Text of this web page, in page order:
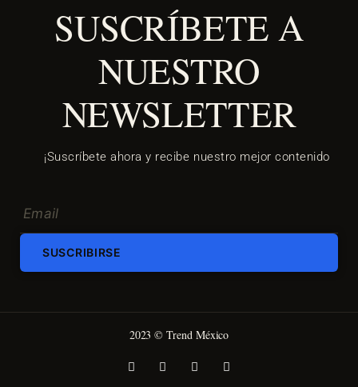
SUSCRÍBETE A
NUESTRO
NEWSLETTER
¡Suscríbete ahora y recibe nuestro mejor contenido
SUSCRIBIRSE
2023 © Trend México